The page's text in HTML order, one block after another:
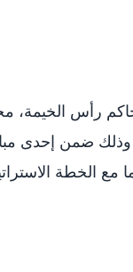
رأس الخيمة،
ضمن إحدى
الخطة